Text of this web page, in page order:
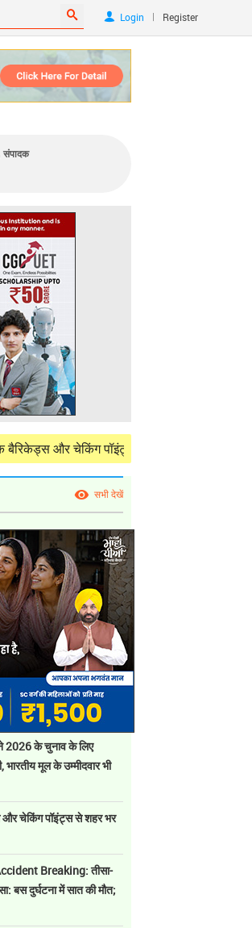
Login | Register
संपादक
पॉइंट्स से शहर भर में जाम, लोगों को परेशानी
सभी देखें
2026 के चुनाव के लिए
भारतीय मूल के उम्मीदवार भी
चेकिंग पॉइंट्स से शहर भर
Breaking: तीसा-
बस दुर्घटना में सात की मौत;